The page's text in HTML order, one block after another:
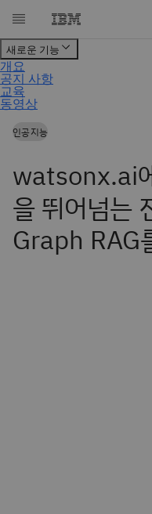
인공지능
watsonx.ai
을 뛰어넘는
Graph RAG